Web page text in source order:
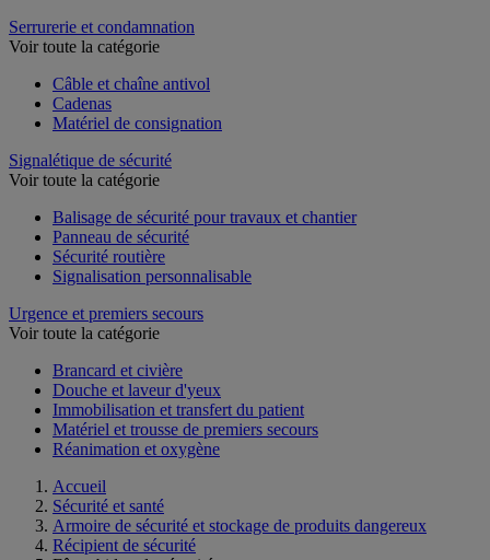
Serrurerie et condamnation
Voir toute la catégorie
Câble et chaîne antivol
Cadenas
Matériel de consignation
Signalétique de sécurité
Voir toute la catégorie
Balisage de sécurité pour travaux et chantier
Panneau de sécurité
Sécurité routière
Signalisation personnalisable
Urgence et premiers secours
Voir toute la catégorie
Brancard et civière
Douche et laveur d'yeux
Immobilisation et transfert du patient
Matériel et trousse de premiers secours
Réanimation et oxygène
Accueil
Sécurité et santé
Armoire de sécurité et stockage de produits dangereux
Récipient de sécurité